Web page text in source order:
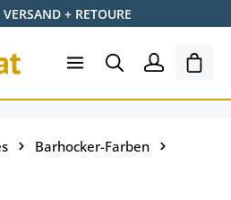
VERSAND + RETOURE
Barhocker-Farben